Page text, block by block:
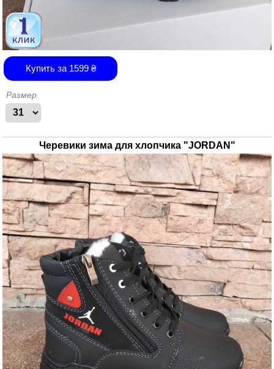
Купить за 1599₴
Размер
Черевики зима для хлопчика "JORDAN"